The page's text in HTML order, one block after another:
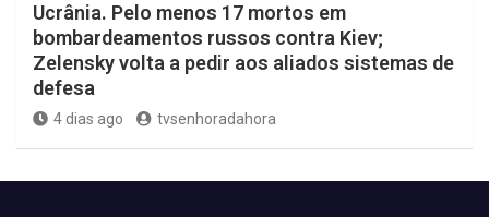
Ucrânia. Pelo menos 17 mortos em
bombardeamentos russos contra Kiev;
Zelensky volta a pedir aos aliados sistemas de
defesa
4 dias ago tvsenhoradahora